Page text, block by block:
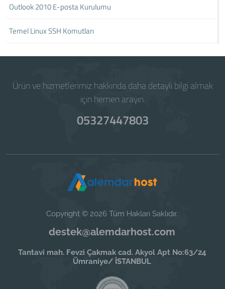
Outlook 2010 E-posta Kurulumu
Temel Linux SSH Komutları
Ürün ve hizmetlerimiz hakkında daha detaylı bilgi almak
için hemen arayın.
05327447803
Copyright © 2026 Tüm Hakları Saklıdır.
destek@alemdarhost.com
Tantavi mah. Fevzi Çakmak cad. Akyol Apt No:63/24
Ümraniye/ İSTANBUL